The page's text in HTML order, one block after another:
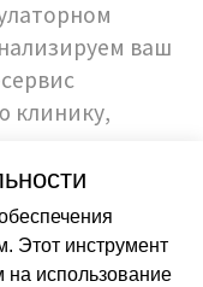
Этот инструмент
на использование